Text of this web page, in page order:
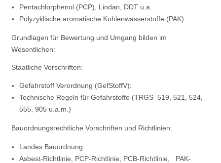
Pentachlorphenol (PCP), Lindan, DDT u.a.
Polyzyklische aromatische Kohlenwasserstoffe (PAK)
Grundlagen für Bewertung und Umgang bilden im
Wesentlichen:
Staatliche Vorschriften:
Gefahrstoff­ Verordnung (GefStoffV):
Technische Regeln für Gefahrstoffe (TRGS 519, 521, 524,
555, 905 u.a.m.)
Bauordnungsrechtliche Vorschriften und Richtlinien:
Landes­ Bauordnung
Asbest-Richtlinie, PCP-Richtlinie, PCB-Richtlinie, PAK-